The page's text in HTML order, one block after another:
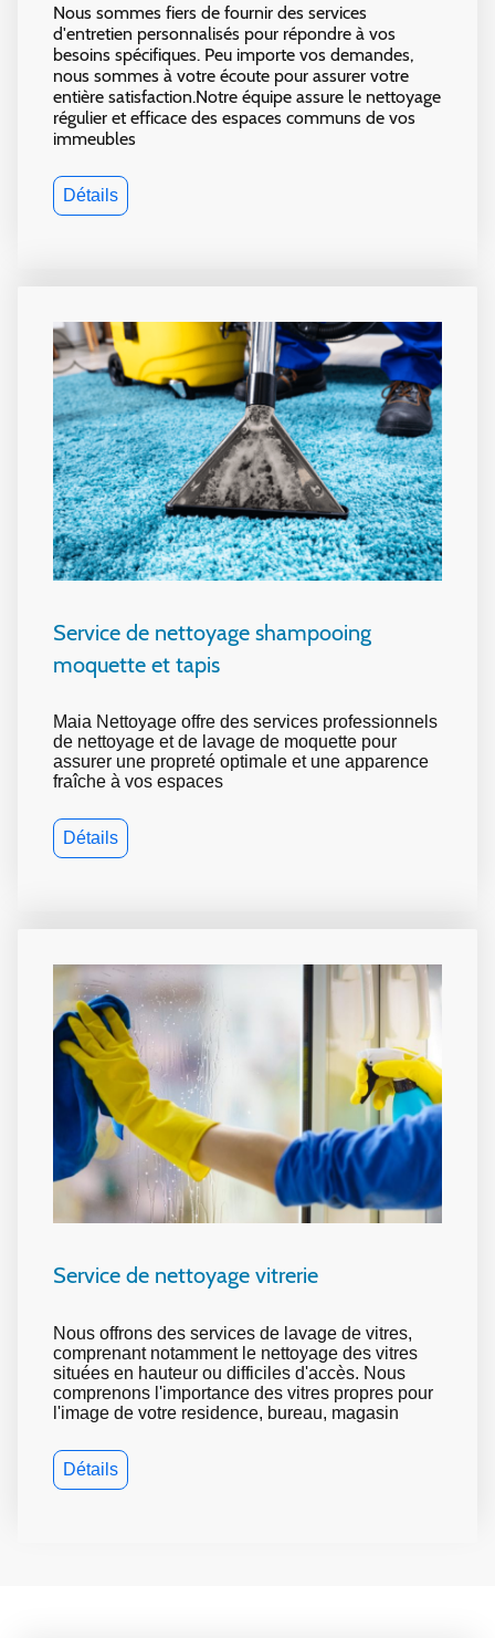
Nous sommes fiers de fournir des services
d'entretien personnalisés pour répondre à vos
besoins spécifiques. Peu importe vos demandes,
nous sommes à votre écoute pour assurer votre
entière satisfaction.Notre équipe assure le nettoyage
régulier et efficace des espaces communs de vos
immeubles
Détails
Service de nettoyage shampooing
moquette et tapis
Maia Nettoyage offre des services professionnels
de nettoyage et de lavage de moquette pour
assurer une propreté optimale et une apparence
fraîche à vos espaces
Détails
Service de nettoyage vitrerie
Nous offrons des services de lavage de vitres,
comprenant notamment le nettoyage des vitres
situées en hauteur ou difficiles d'accès. Nous
comprenons l'importance des vitres propres pour
l'image de votre residence, bureau, magasin
Détails